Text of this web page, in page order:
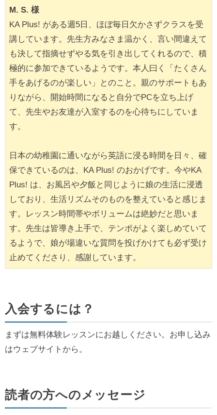
M. S. 様
KA Plus! がある週5日、ほぼ毎日欠かさずクラスを受
講しています。先生方みなさま温かく、言い間違えて
も決して指摘せずやる気を引き出してくれるので、積
極的に参加できているようです。本人曰く「たくさん
手をあげるのが楽しい」とのこと。親のサポートもあ
りながら、開始時間になると自分でPCを立ち上げ
て、先生やお友達が入室するのを心待ちにしていま
す。
日本の幼稚園に通いながら英語に浸る時間を日々、確
保できているのは、KA Plus! のおかげです。今やKA
Plus! は、お風呂や夕飯と同じように娘の生活に浸透
しており、生活リズムそのものを整えていると感じま
す。レッスン時間帯やボリュームは絶妙だと思いま
す。先生は皆導き上手で、テンポがよく楽しめていて
るようで、娘が場違いな質問を投げかけても必ず受け
止めてくださり、感謝しています。
入会するには？
まずは無料体験レッスンにお越しください。お申し込み
はウェブサイトから。
読者の方へのメッセージ